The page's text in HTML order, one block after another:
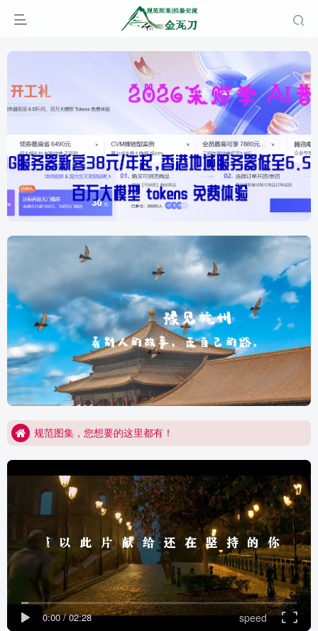
经验分享，大到工地现场，小到软件应用！金瓦刀为您全面开启！
规范图集，您想要的这里都有！
经验分享，大到工地现场，小到软件应用！金瓦刀为您全面开启！
规范图集，您想要的这里都有！
0:00/02:28 speed